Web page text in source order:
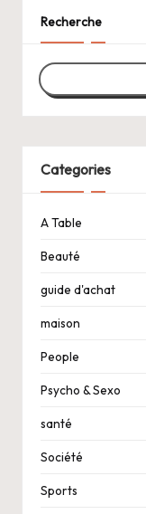
Recherche
Categories
A Table
Beauté
guide d'achat
maison
People
Psycho & Sexo
santé
Société
Sports